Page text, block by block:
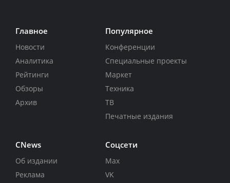
Главное
Новости
Аналитика
Рейтинги
Обзоры
Архив
Популярное
Конференции
Специальные проекты
Маркет
Техника
ТВ
Печатные издания
CNews
Об издании
Реклама
Соцсети
Max
VK